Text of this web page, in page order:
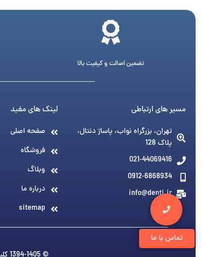
تماس با ما
تضمین اصالت و کیفیت بالا
مسیر های ارتباطی
تهران، بزرگراه نواب، پاساژ دنتال،
پلاک 128
021-44069416
0912-6868934
info@denti.ir
لینک های مفید
صفحه اصلی
فروشگاه
وبلاگ
درباره ما
sitemap